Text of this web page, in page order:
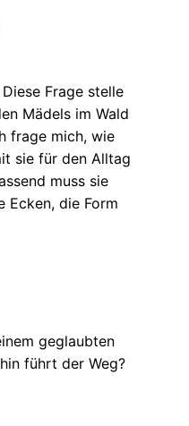
Frage stelle
Mädels im Wald
frage mich, wie
sie für den Alltag
muss sie
Ecken, die Form
geglaubten
führt der Weg?